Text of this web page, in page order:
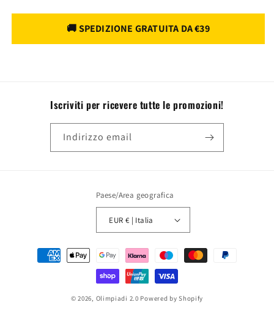
Iscriviti per ricevere tutte le promozioni!
Indirizzo email
Paese/Area geografica
EUR € | Italia
Metodi
© 2026, Olimpiadi 2.0 Powered by Shopify